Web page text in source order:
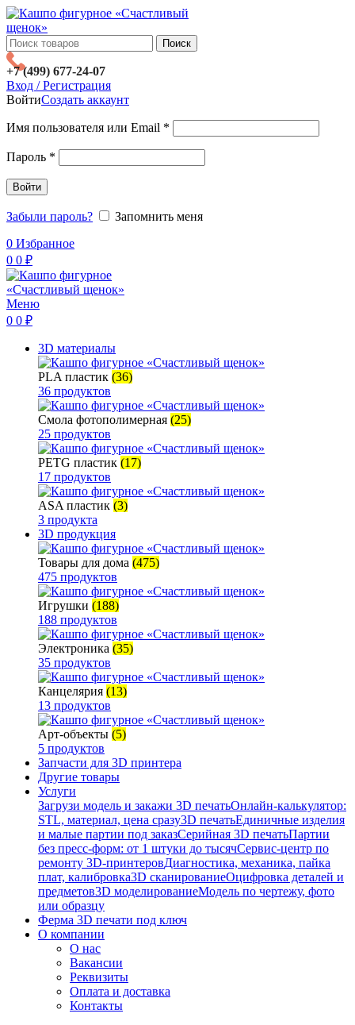
Поиск
+7 (499) 677-24-07
Вход / Регистрация
ВойтиСоздать аккаунт
Имя пользователя или Email *
Пароль *
Войти
Забыли пароль?
Запомнить меня
0 Избранное
0 0 ₽
Меню
0 0 ₽
3D материалы
PLA пластик (36)
36 продуктов
Смола фотополимерная (25)
25 продуктов
PETG пластик (17)
17 продуктов
ASA пластик (3)
3 продукта
3D продукция
Товары для дома (475)
475 продуктов
Игрушки (188)
188 продуктов
Электроника (35)
35 продуктов
Канцелярия (13)
13 продуктов
Арт-объекты (5)
5 продуктов
Запчасти для 3D принтера
Другие товары
Услуги
Загрузи модель и закажи 3D печатьОнлайн-калькулятор:
STL, материал, цена сразу3D печатьЕдиничные изделия
и малые партии под заказСерийная 3D печатьПартии
без пресс-форм: от 1 штуки до тысячСервис-центр по
ремонту 3D-принтеровДиагностика, механика, пайка
плат, калибровка3D сканированиеОцифровка деталей и
предметов3D моделированиеМодель по чертежу, фото
или образцу
Ферма 3D печати под ключ
О компании
О нас
Вакансии
Реквизиты
Оплата и доставка
Контакты